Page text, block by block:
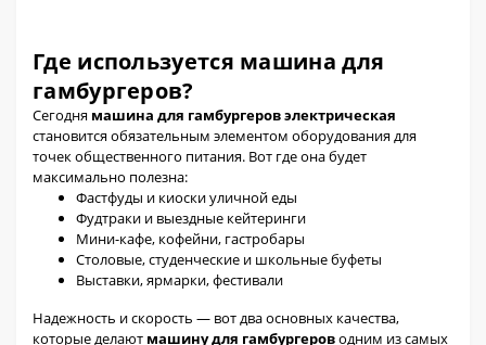
Где используется машина для
гамбургеров?
Сегодня машина для гамбургеров электрическая
становится обязательным элементом оборудования для
точек общественного питания. Вот где она будет
максимально полезна:
Фастфуды и киоски уличной еды
Фудтраки и выездные кейтеринги
Мини-кафе, кофейни, гастробары
Столовые, студенческие и школьные буфеты
Выставки, ярмарки, фестивали
Надежность и скорость — вот два основных качества,
которые делают машину для гамбургероводним из самых